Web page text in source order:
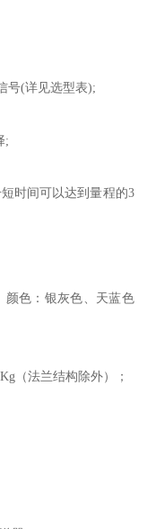
号(详见选型表);
;
时间可以达到量程的3
颜色：银灰色、天蓝色
（法兰结构除外）；